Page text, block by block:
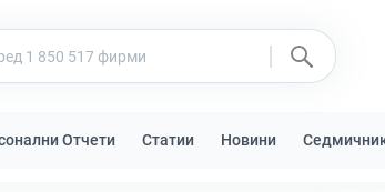
Отчети Статии Новини